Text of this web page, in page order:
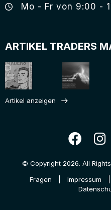
Mo - Fr von 9:00 -
ARTIKEL TRADERS
Artikel anzeigen
© Copyright 2026. All
Fragen
Impressum